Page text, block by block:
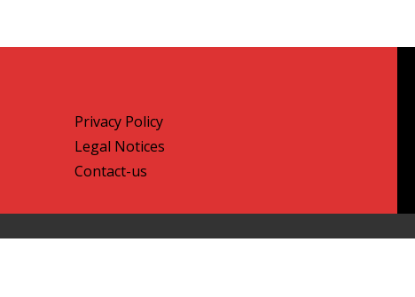
Privacy Policy
Legal Notices
Contact-us